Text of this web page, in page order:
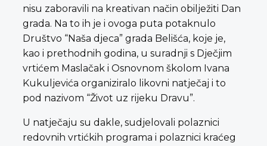
nisu zaboravili na kreativan način obilježiti Dan
grada. Na to ih je i ovoga puta potaknulo
Društvo “Naša djeca” grada Belišća, koje je,
kao i prethodnih godina, u suradnji s Dječjim
vrtićem Maslačak i Osnovnom školom Ivana
Kukuljevića organiziralo likovni natječaj i to
pod nazivom “Život uz rijeku Dravu”.
U natječaju su dakle, sudjelovali polaznici
redovnih vrtićkih programa i polaznici kraćeg